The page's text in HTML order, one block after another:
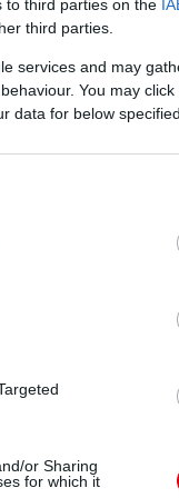
to third parties on the
third parties.
services and may
You may
data for below
or Sharing
for which it